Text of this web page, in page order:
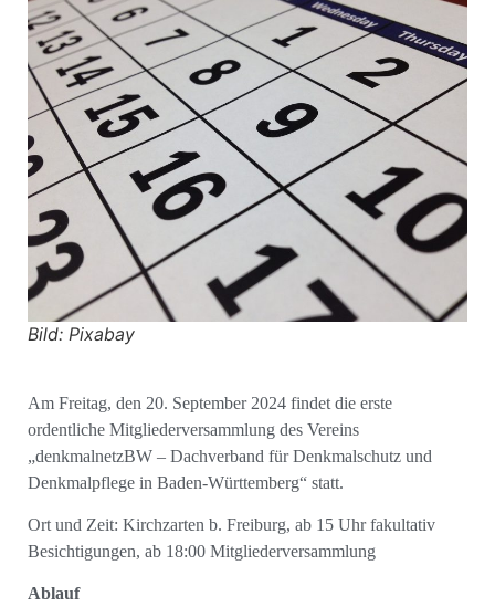
Bild: Pixabay
Am Freitag, den 20. September 2024 findet die erste
ordentliche Mitgliederversammlung des Vereins
„denkmalnetzBW – Dachverband für Denkmalschutz und
Denkmalpflege in Baden-Württemberg“ statt.
Ort und Zeit: Kirchzarten b. Freiburg, ab 15 Uhr fakultativ
Besichtigungen, ab 18:00 Mitgliederversammlung
Ablauf